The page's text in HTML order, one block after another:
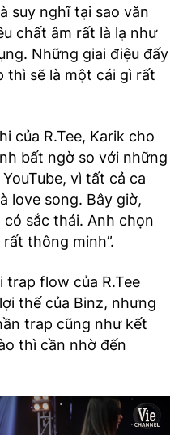
suy nghĩ tại sao văn
chất âm rất là lạ như
Những giai điệu đấy
thì sẽ là một cái gì rất
của R.Tee, Karik cho
bất ngờ so với những
vì tất cả ca
love song. Bây giờ,
sắc thái. Anh chọn
thông minh”.
trap flow của R.Tee
thế của Binz, nhưng
trap cũng như kết
thì cần nhờ đến